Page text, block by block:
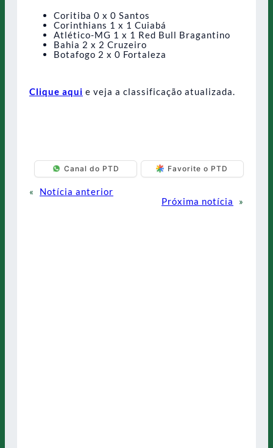
Coritiba 0 x 0 Santos
Corinthians 1 x 1 Cuiabá
Atlético-MG 1 x 1 Red Bull Bragantino
Bahia 2 x 2 Cruzeiro
Botafogo 2 x 0 Fortaleza
Clique aqui e veja a classificação atualizada.
Canal do PTD Favorite o PTD
«
Notícia anterior
Próxima notícia
»